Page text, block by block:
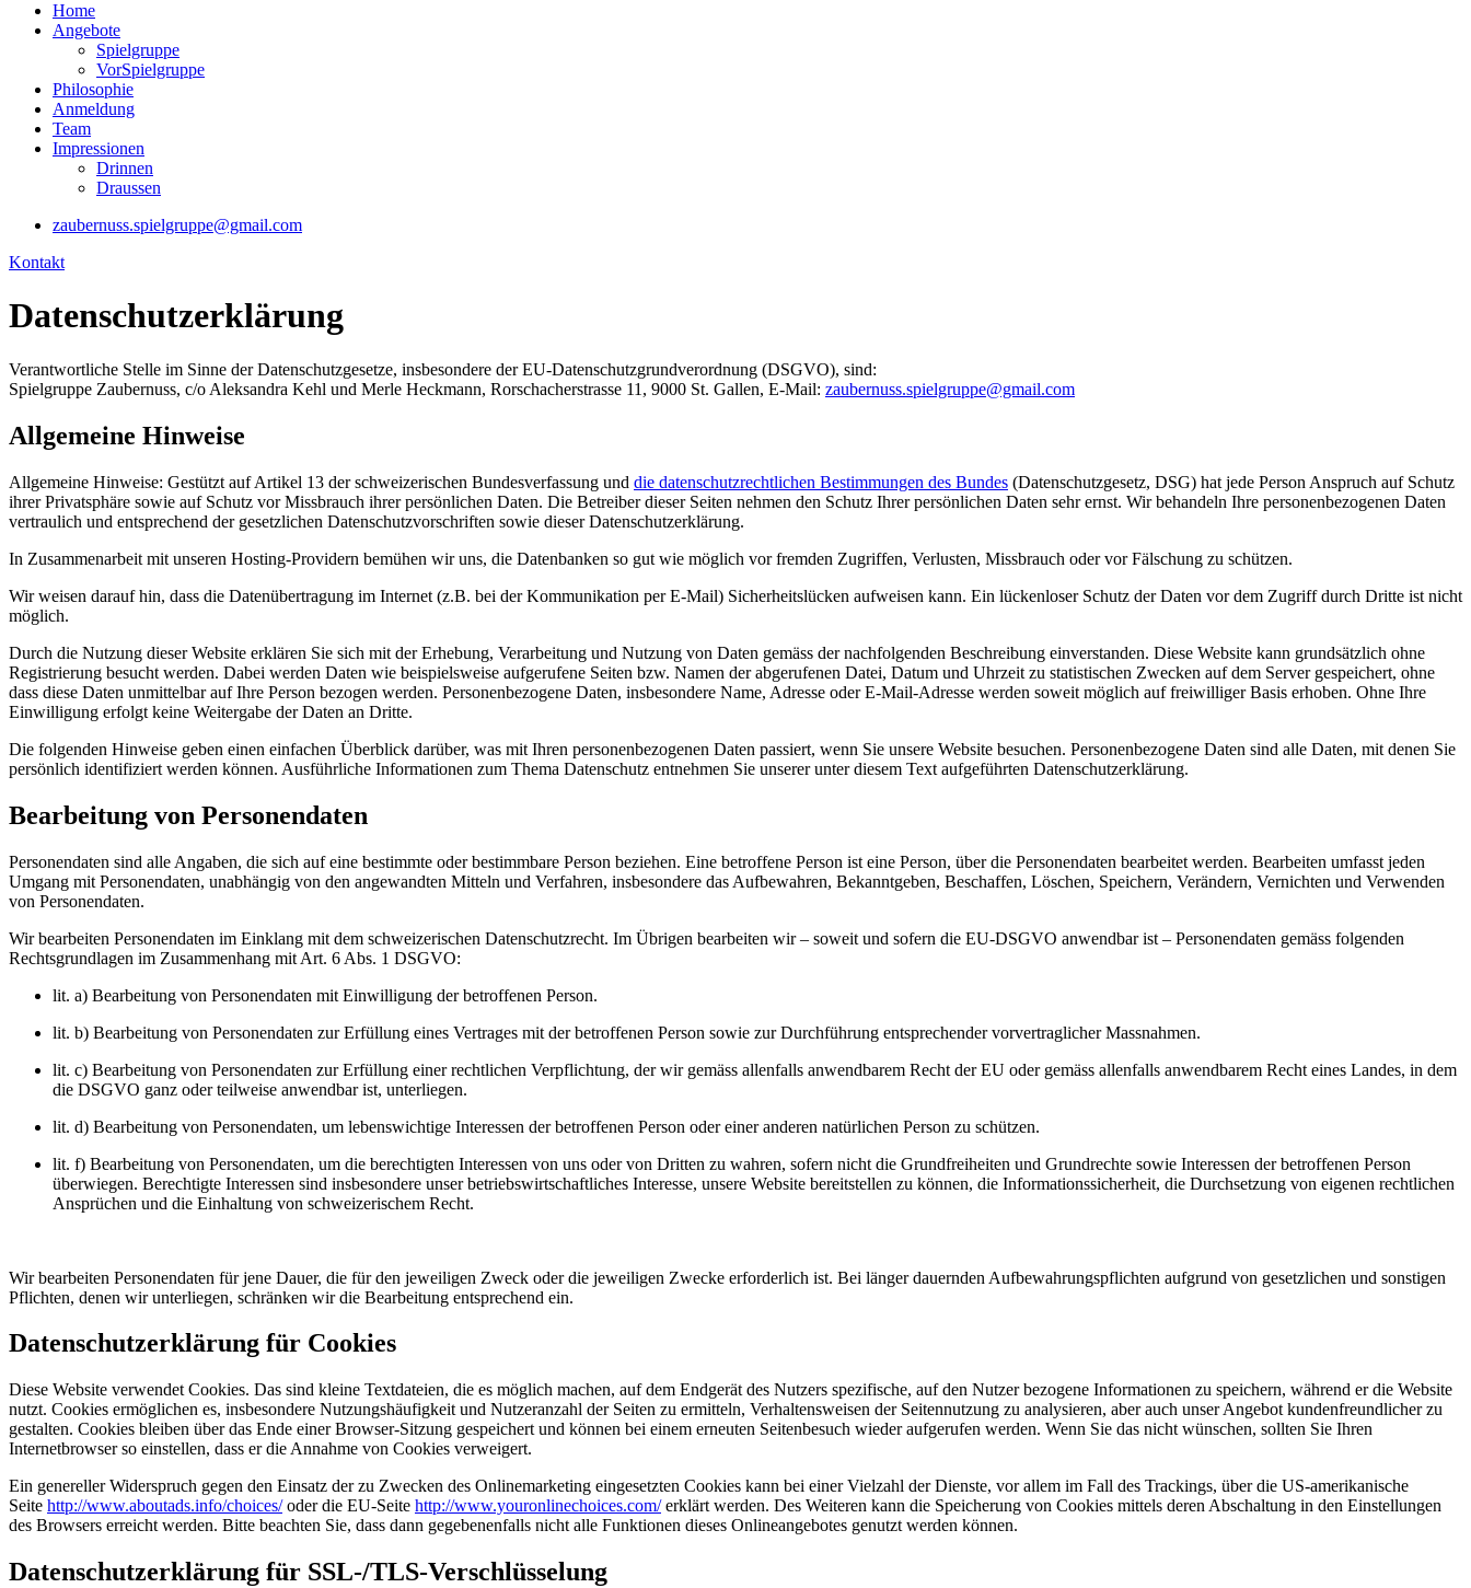
Home
Angebote
Spielgruppe
VorSpielgruppe
Philosophie
Anmeldung
Team
Impressionen
Drinnen
Draussen
zaubernuss.spielgruppe@gmail.com
Kontakt
Datenschutzerklärung
Verantwortliche Stelle im Sinne der Datenschutzgesetze, insbesondere der EU-Datenschutzgrundverordnung (DSGVO), sind:
Spielgruppe Zaubernuss, c/o Aleksandra Kehl und Merle Heckmann, Rorschacherstrasse 11, 9000 St. Gallen, E-Mail: zaubernuss.spielgruppe@gmail.com
Allgemeine Hinweise
Allgemeine Hinweise: Gestützt auf Artikel 13 der schweizerischen Bundesverfassung und die datenschutzrechtlichen Bestimmungen des Bundes (Datenschutzgesetz, DSG) hat jede Person Anspruch auf Schutz
ihrer Privatsphäre sowie auf Schutz vor Missbrauch ihrer persönlichen Daten. Die Betreiber dieser Seiten nehmen den Schutz Ihrer persönlichen Daten sehr ernst. Wir behandeln Ihre personenbezogenen Daten
vertraulich und entsprechend der gesetzlichen Datenschutzvorschriften sowie dieser Datenschutzerklärung.
In Zusammenarbeit mit unseren Hosting-Providern bemühen wir uns, die Datenbanken so gut wie möglich vor fremden Zugriffen, Verlusten, Missbrauch oder vor Fälschung zu schützen.
Wir weisen darauf hin, dass die Datenübertragung im Internet (z.B. bei der Kommunikation per E-Mail) Sicherheitslücken aufweisen kann. Ein lückenloser Schutz der Daten vor dem Zugriff durch Dritte ist nicht
möglich.
Durch die Nutzung dieser Website erklären Sie sich mit der Erhebung, Verarbeitung und Nutzung von Daten gemäss der nachfolgenden Beschreibung einverstanden. Diese Website kann grundsätzlich ohne
Registrierung besucht werden. Dabei werden Daten wie beispielsweise aufgerufene Seiten bzw. Namen der abgerufenen Datei, Datum und Uhrzeit zu statistischen Zwecken auf dem Server gespeichert, ohne
dass diese Daten unmittelbar auf Ihre Person bezogen werden. Personenbezogene Daten, insbesondere Name, Adresse oder E-Mail-Adresse werden soweit möglich auf freiwilliger Basis erhoben. Ohne Ihre
Einwilligung erfolgt keine Weitergabe der Daten an Dritte.
Die folgenden Hinweise geben einen einfachen Überblick darüber, was mit Ihren personenbezogenen Daten passiert, wenn Sie unsere Website besuchen. Personenbezogene Daten sind alle Daten, mit denen Sie
persönlich identifiziert werden können. Ausführliche Informationen zum Thema Datenschutz entnehmen Sie unserer unter diesem Text aufgeführten Datenschutzerklärung.
Bearbeitung von Personendaten
Personendaten sind alle Angaben, die sich auf eine bestimmte oder bestimmbare Person beziehen. Eine betroffene Person ist eine Person, über die Personendaten bearbeitet werden. Bearbeiten umfasst jeden
Umgang mit Personendaten, unabhängig von den angewandten Mitteln und Verfahren, insbesondere das Aufbewahren, Bekanntgeben, Beschaffen, Löschen, Speichern, Verändern, Vernichten und Verwenden
von Personendaten.
Wir bearbeiten Personendaten im Einklang mit dem schweizerischen Datenschutzrecht. Im Übrigen bearbeiten wir – soweit und sofern die EU-DSGVO anwendbar ist – Personendaten gemäss folgenden
Rechtsgrundlagen im Zusammenhang mit Art. 6 Abs. 1 DSGVO:
lit. a) Bearbeitung von Personendaten mit Einwilligung der betroffenen Person.
lit. b) Bearbeitung von Personendaten zur Erfüllung eines Vertrages mit der betroffenen Person sowie zur Durchführung entsprechender vorvertraglicher Massnahmen.
lit. c) Bearbeitung von Personendaten zur Erfüllung einer rechtlichen Verpflichtung, der wir gemäss allenfalls anwendbarem Recht der EU oder gemäss allenfalls anwendbarem Recht eines Landes, in dem
die DSGVO ganz oder teilweise anwendbar ist, unterliegen.
lit. d) Bearbeitung von Personendaten, um lebenswichtige Interessen der betroffenen Person oder einer anderen natürlichen Person zu schützen.
lit. f) Bearbeitung von Personendaten, um die berechtigten Interessen von uns oder von Dritten zu wahren, sofern nicht die Grundfreiheiten und Grundrechte sowie Interessen der betroffenen Person
überwiegen. Berechtigte Interessen sind insbesondere unser betriebswirtschaftliches Interesse, unsere Website bereitstellen zu können, die Informationssicherheit, die Durchsetzung von eigenen rechtlichen
Ansprüchen und die Einhaltung von schweizerischem Recht.
Wir bearbeiten Personendaten für jene Dauer, die für den jeweiligen Zweck oder die jeweiligen Zwecke erforderlich ist. Bei länger dauernden Aufbewahrungspflichten aufgrund von gesetzlichen und sonstigen
Pflichten, denen wir unterliegen, schränken wir die Bearbeitung entsprechend ein.
Datenschutzerklärung für Cookies
Diese Website verwendet Cookies. Das sind kleine Textdateien, die es möglich machen, auf dem Endgerät des Nutzers spezifische, auf den Nutzer bezogene Informationen zu speichern, während er die Website
nutzt. Cookies ermöglichen es, insbesondere Nutzungshäufigkeit und Nutzeranzahl der Seiten zu ermitteln, Verhaltensweisen der Seitennutzung zu analysieren, aber auch unser Angebot kundenfreundlicher zu
gestalten. Cookies bleiben über das Ende einer Browser-Sitzung gespeichert und können bei einem erneuten Seitenbesuch wieder aufgerufen werden. Wenn Sie das nicht wünschen, sollten Sie Ihren
Internetbrowser so einstellen, dass er die Annahme von Cookies verweigert.
Ein genereller Widerspruch gegen den Einsatz der zu Zwecken des Onlinemarketing eingesetzten Cookies kann bei einer Vielzahl der Dienste, vor allem im Fall des Trackings, über die US-amerikanische
Seite http://www.aboutads.info/choices/oder die EU-Seite http://www.youronlinechoices.com/erklärt werden. Des Weiteren kann die Speicherung von Cookies mittels deren Abschaltung in den Einstellungen
des Browsers erreicht werden. Bitte beachten Sie, dass dann gegebenenfalls nicht alle Funktionen dieses Onlineangebotes genutzt werden können.
Datenschutzerklärung für SSL-/TLS-Verschlüsselung